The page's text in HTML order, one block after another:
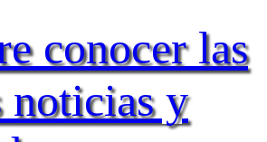
conocer las
noticias y